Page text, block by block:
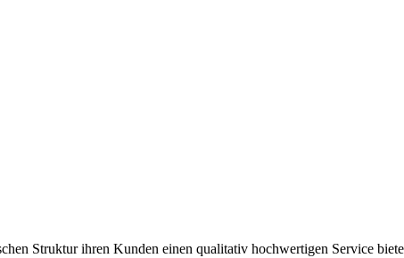
Struktur ihren Kunden einen qualitativ hochwertigen Service